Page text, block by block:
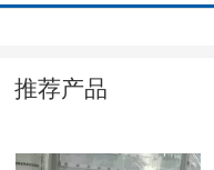
推荐产品